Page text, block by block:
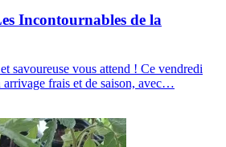
Incontournables de la
savoureuse vous attend ! Ce vendredi
frais et de saison, avec…